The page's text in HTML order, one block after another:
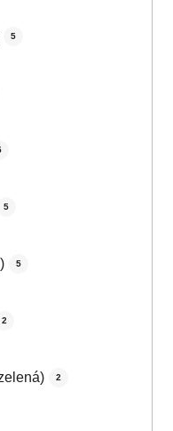
5
5
5
2
2